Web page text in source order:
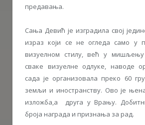
предавања.
Сања Девић је изградила свој
израз који се не огледа само у
визуелном стилу, већ у
сваке визуелне одлуке, наводе
сада је организовала преко 60
земљи и иностранству. Ово је
изложба,а друга у Врању.
броја награда и признања за рад.